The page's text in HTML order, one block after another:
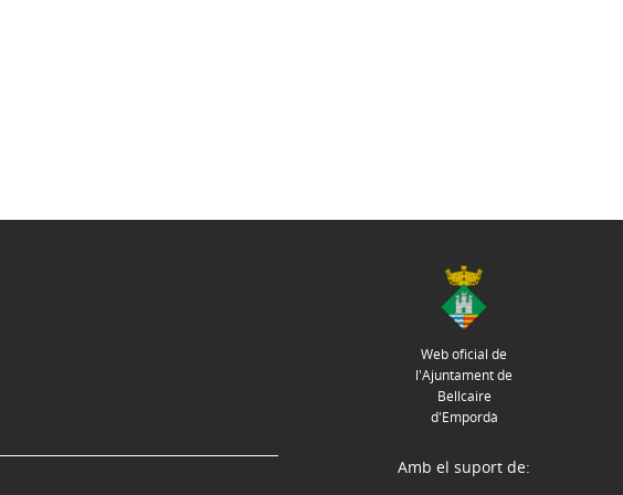
Web oficial de
l'Ajuntament de
Bellcaire
d'Empordà
Amb el suport de: